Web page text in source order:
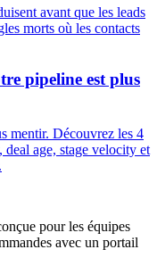
avant que les leads
morts où les contacts
pipeline est plus
mentir. Découvrez les 4
deal age, stage velocity et
pour les équipes
avec un portail